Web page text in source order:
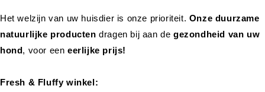
Het welzijn van uw huisdier is onze prioriteit. Onze duurzame
natuurlijke productendragen bij aan de gezondheid van uw
hond, voor eeneerlijke prijs!
Fresh & Fluffy winkel: